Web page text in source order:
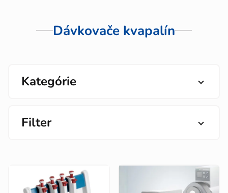
Dávkovače kvapalín
Kategórie
Filter